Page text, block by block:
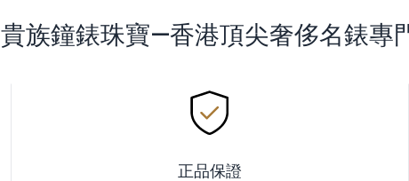
貴族鐘錶珠寶—香港頂尖奢侈名錶專
正品保證